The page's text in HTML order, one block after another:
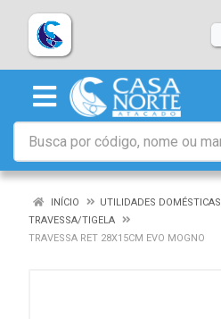
INÍCIO
UTILIDADES DOMÉSTICAS
TRAVESSA/TIGELA
TRAVESSA RET 28X15CM EVO MOGNO